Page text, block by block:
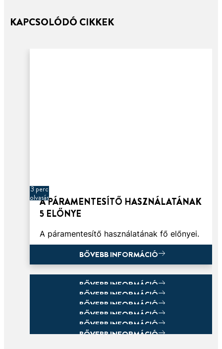
KAPCSOLÓDÓ CIKKEK
3 perc
olvasásA PÁRAMENTESÍTŐ HASZNÁLATÁNAK
5 ELŐNYE
A páramentesítő használatának fő előnyei.
BŐVEBB INFORMÁCIÓ
BŐVEBB INFORMÁCIÓ
BŐVEBB INFORMÁCIÓ
BŐVEBB INFORMÁCIÓ
BŐVEBB INFORMÁCIÓ
BŐVEBB INFORMÁCIÓ
BŐVEBB INFORMÁCIÓ